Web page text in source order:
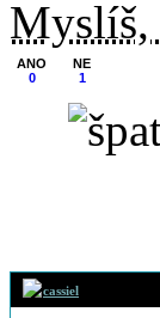
Myslíš,
ANO
0
NE
1
cassiel